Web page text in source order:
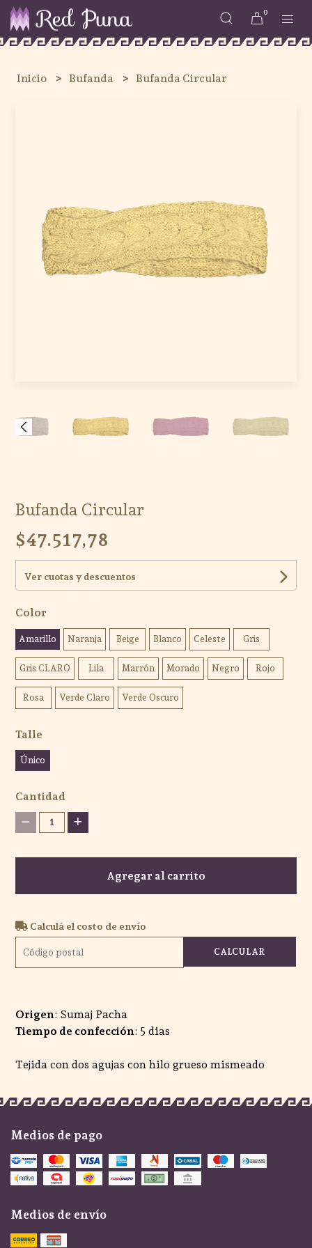
0
Inicio Bufanda Bufanda Circular
Bufanda Circular
$47.517,78
Ver cuotas y descuentos
Color
Amarillo Naranja Beige Blanco Celeste Gris
Gris CLARO Lila Marrón Morado Negro Rojo
Rosa Verde Claro Verde Oscuro
Talle
Único
Cantidad
1
Agregar al carrito
Calculá el costo de envío
CALCULAR
Origen: Sumaj Pacha
Tiempo de confección: 5 dias
Tejida con dos agujas con hilo grueso mismeado
Medios de pago
Medios de envío